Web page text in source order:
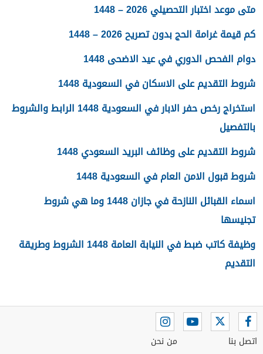
متى موعد اختبار التحصيلي 2026 – 1448
كم قيمة غرامة الحج بدون تصريح 2026 – 1448
دوام الفحص الدوري في عيد الاضحى 1448
شروط التقديم على الاسكان في السعودية 1448
استخراج رخص حفر الابار في السعودية 1448 الرابط والشروط
بالتفصيل
شروط التقديم على وظائف البريد السعودي 1448
شروط قبول الامن العام في السعودية 1448
اسماء القبائل النازحة في جازان 1448 وما هي شروط
تجنيسها
وظيفة كاتب ضبط في النيابة العامة 1448 الشروط وطريقة
التقديم
اتصل بنا
من نحن